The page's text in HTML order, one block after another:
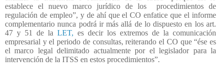
establece el nuevo marco jurídico de los
procedimientos de
regulación de empleo”, y de ahí que el CO enfatice que el informe
complementario nunca podrá ir más allá de lo dispuesto en los art.
47 y 51 de la LET, es decir los extremos de la comunicación
empresarial y el periodo de consultas, reiterando el CO que “ése es
el marco legal delimitado actualmente por el legislador para la
intervención de la ITSS en estos procedimientos”.